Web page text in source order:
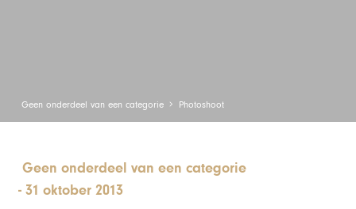
Geen onderdeel van een categorie Photoshoot
Geen onderdeel van een categorie
-31 oktober 2013